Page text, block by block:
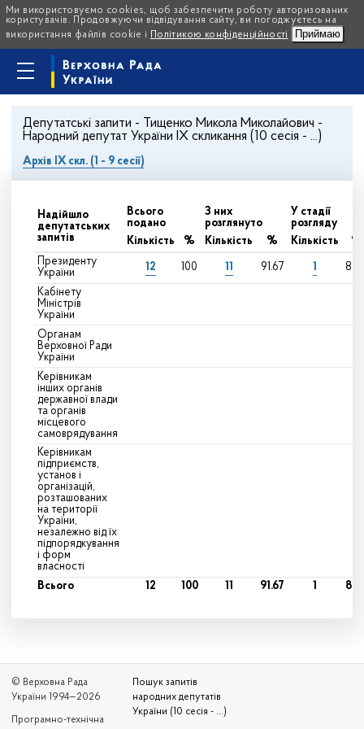
Ми використовуємо cookies, щоб забезпечити роботу авторизованих
користувачів. Продовжуючи відвідування сайту, ви погоджуєтесь на
використання файлів cookie і
Політикою конфіденційності Приймаю
Депутатські запити - Тищенко Микола Миколайович -
Народний депутат України IX скликання (10 сесія - ...)
Архів IX скл. (1 - 9 сесії)
Надійшло
депутатських
запитів
Всього
подано
З них
розглянуто
У стадії
розгляду
Кількість
% Кількість % Кількість
%
Президенту
України
12 100 11 91.67 1
Кабінету
Міністрів
України
Органам
Верховної Ради
України
Керівникам
інших органів
державної влади
та органів
місцевого
самоврядування
Керівникам
підприємств,
установ і
організацій,
розташованих
на території
України,
незалежно від їх
підпорядкування
і форм
власності
Всього
12 100 11 91.67 1
© Верховна Рада
України 1994—2026
Програмно-технічна
Пошук запитів
народних депутатів
України (10 сесія - ...)